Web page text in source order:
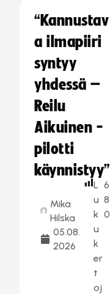
“Kannustav
a ilmapiiri
syntyy
yhdessä –
Reilu
Aikuinen -
pilotti
käynnistyy”
Mika
Hilska
05.08.
2026
L
u
k
u
k
er
t
oj
6
8
0